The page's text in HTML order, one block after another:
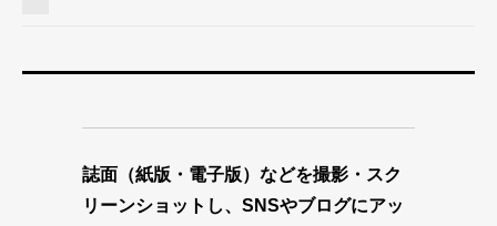
誌面（紙版・電子版）などを撮影・スク
リーンショットし、SNSやブログにアッ